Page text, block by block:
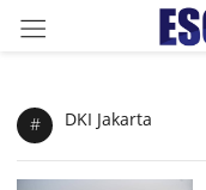
# DKI Jakarta